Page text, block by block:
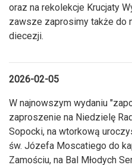
oraz na rekolekcje Krucjaty
zawsze zaprosimy także do
diecezji.
2026-02-05
W najnowszym wydaniu
zaproszenie na Niedzielę
Sopocki, na wtorkową
św. Józefa Moscatiego do
Zamościu, na Bal Młodych